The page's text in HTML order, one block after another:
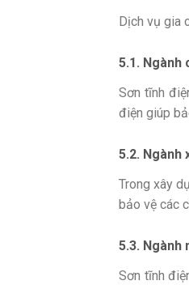
Dịch vụ gia
5.1. Ngành
Sơn tĩnh
điện giúp
5.2. Ngành
Trong xây
bảo vệ các
5.3. Ngành
Sơn tĩnh